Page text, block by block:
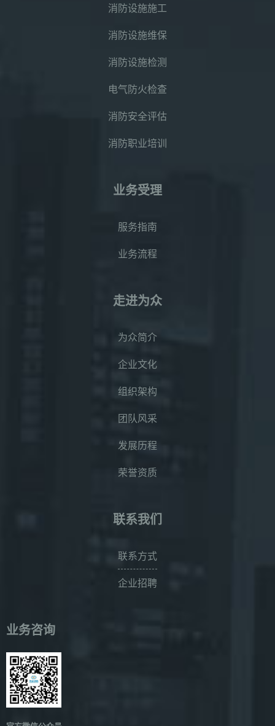
消防设施施工
消防设施维保
消防设施检测
电气防火检查
消防安全评估
消防职业培训
业务受理
服务指南
业务流程
走进为众
为众简介
企业文化
组织架构
团队风采
发展历程
荣誉资质
联系我们
联系方式
企业招聘
业务咨询